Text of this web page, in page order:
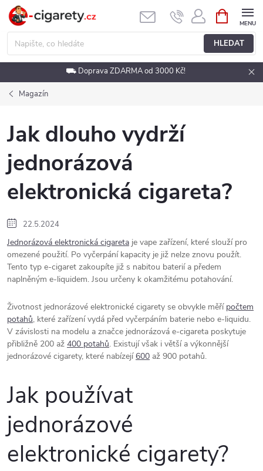
Přejít
obsah
HLEDAT
NÁKUPNÍ
KOŠÍK
⛟ Doprava ZDARMA od 3000 Kč!
Magazín
Jak dlouho vydrží
jednorázová
elektronická cigareta?
22.5.2024
Jednorázová elektronická cigareta je vape zařízení, které slouží pro
omezené použití. Po vyčerpání kapacity je již nelze znovu použít.
Tento typ e-cigaret zakoupíte již s nabitou baterií a předem
naplněným e-liquidem. Jsou určeny k okamžitému potahování.
Životnost jednorázové elektronické cigarety se obvykle měří počtem
potahů, které zařízení vydá před vyčerpáním baterie nebo e-liquidu.
V závislosti na modelu a značce jednorázová e-cigareta poskytuje
přibližně 200 až 400 potahů. Existují však i větší a výkonnější
jednorázové cigarety, které nabízejí600 až 900 potahů.
Jak používat
jednorázové
elektronické cigarety?